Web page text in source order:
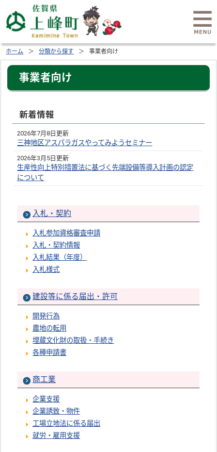
ホーム 分類から探す 事業者向け
事業者向け
新着情報
2026年7月8日更新
三神地区アスパラガスやってみようセミナー
2026年3月5日更新
生産性向上特別措置法に基づく先端設備等導入計画の認定
について
入札・契約
入札参加資格審査申請
入札・契約情報
入札結果（年度）
入札様式
建設等に係る届出・許可
開発行為
農地の転用
埋蔵文化財の取扱・手続き
各種申請書
商工業
企業支援
企業誘致・物件
工場立地法に係る届出
就労・雇用支援